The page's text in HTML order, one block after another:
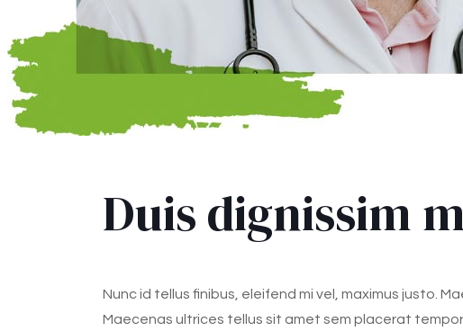
Duis dignissim
Nunc id tellus finibus, eleifend mi vel, maximus justo.
Maecenas ultrices tellus sit amet sem placerat